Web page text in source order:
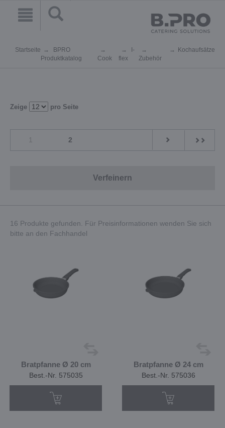
Startseite
BPRO
Produktkatalog
Cook
I-
flex
Zubehör
Kochaufsätze
Zeige pro Seite
2
Verfeinern
16 Produkte gefunden. Für Preisinformationen wenden Sie sich
bitte an den Fachhandel
Bratpfanne Ø 20 cm
Best.-Nr. 575035
Bratpfanne Ø 24 cm
Best.-Nr. 575036